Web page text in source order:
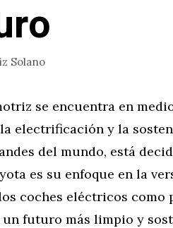
Solano
se encuentra en
electrificación y la
del mundo, está
es su enfoque en la
coches eléctricos
un futuro más limpio y